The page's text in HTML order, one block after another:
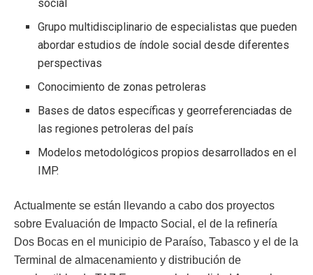
social
Grupo multidisciplinario de especialistas que pueden
abordar estudios de índole social desde diferentes
perspectivas
Conocimiento de zonas petroleras
Bases de datos específicas y georreferenciadas de
las regiones petroleras del país
Modelos metodológicos propios desarrollados en el
IMP.
Actualmente se están llevando a cabo dos proyectos
sobre Evaluación de Impacto Social, el de la refinería
Dos Bocas en el municipio de Paraíso, Tabasco y el de la
Terminal de almacenamiento y distribución de